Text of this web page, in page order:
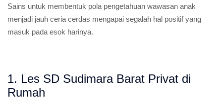
Sains untuk membentuk pola pengetahuan wawasan anak
menjadi jauh ceria cerdas mengapai segalah hal positif yang
masuk pada esok harinya.
1. Les SD Sudimara Barat Privat di
Rumah